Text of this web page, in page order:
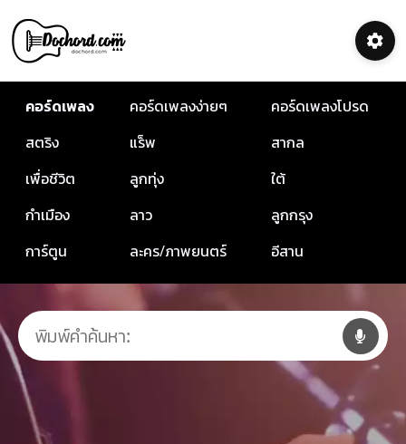
คอร์ดเพลง คอร์ดเพลงง่ายๆ
คอร์ดเพลงโปรด
สตริง
แร็พ
สากล
เพื่อชีวิต
ลูกทุ่ง
ใต้
กำเมือง
ลาว
ลูกกรุง
การ์ตูน
ละคร/ภาพยนตร์ อีสาน